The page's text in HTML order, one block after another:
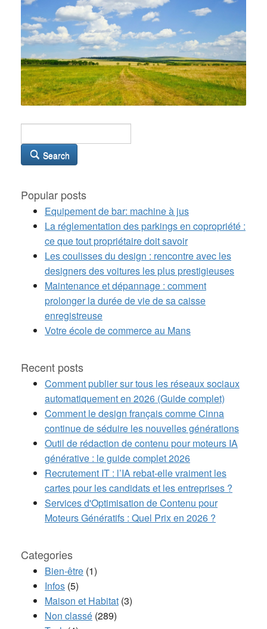
Search
Popular posts
Equipement de bar: machine à jus
La réglementation des parkings en copropriété :
ce que tout propriétaire doit savoir
Les coulisses du design : rencontre avec les
designers des voitures les plus prestigieuses
Maintenance et dépannage : comment
prolonger la durée de vie de sa caisse
enregistreuse
Votre école de commerce au Mans
Recent posts
Comment publier sur tous les réseaux sociaux
automatiquement en 2026 (Guide complet)
Comment le design français comme Cinna
continue de séduire les nouvelles générations
Outil de rédaction de contenu pour moteurs IA
générative : le guide complet 2026
Recrutement IT : l’IA rebat-elle vraiment les
cartes pour les candidats et les entreprises ?
Services d'Optimisation de Contenu pour
Moteurs Génératifs : Quel Prix en 2026 ?
Categories
Bien-être (1)
Infos (5)
Maison et Habitat (3)
Non classé (289)